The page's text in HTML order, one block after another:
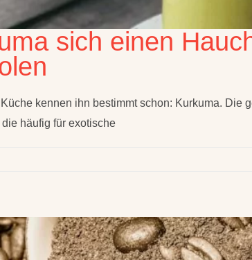
sich einen
kennen ihn bestimmt schon: Kurkuma. Die
häufig für exotische